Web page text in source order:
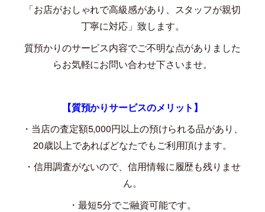
「お店がおしゃれで高級感があり、スタッフが親切
丁寧に対応」致します。
質預かりのサービス内容でご不明な点がありました
らお気軽にお問い合わせ下さいませ。
【質預かりサービスのメリット】
・当店の査定額5,000円以上の預けられる品があり、
20歳以上であればどなたでもご利用頂けます。
・信用調査がないので、信用情報に履歴も残りませ
ん。
・最短5分でご融資可能です。